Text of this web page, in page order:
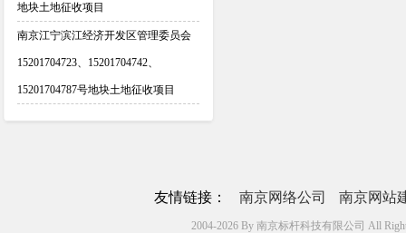
地块土地征收项目
南京江宁滨江经济开发区管理委员会
15201704723、15201704742、
15201704787号地块土地征收项目
友情链接： 南京网络公司 南京网站
2004-2026 By 南京标杆科技有限公司 All